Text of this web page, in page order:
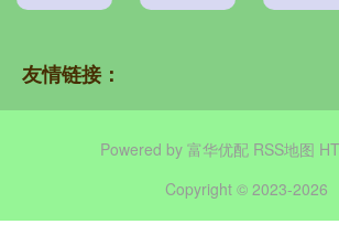
友情链接：
Powered by 富华优配 RSS地图
Copyright © 2023-2026